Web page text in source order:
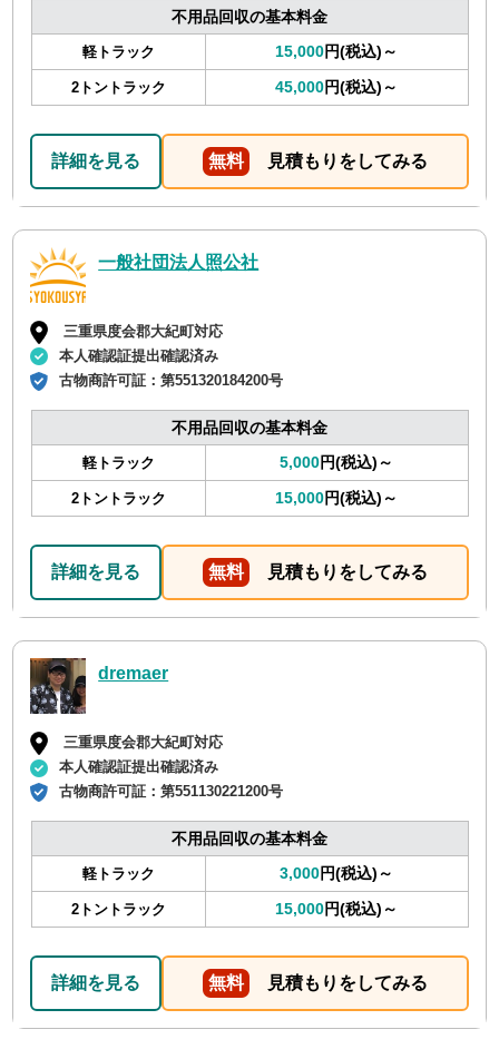
不用品回収の基本料金
軽トラック 15,000円(税込)～
2トントラック 45,000円(税込)～
詳細を見る 無料 見積もりをしてみる
一般社団法人照公社
三重県度会郡大紀町対応
本人確認証提出確認済み
古物商許可証：第551320184200号
不用品回収の基本料金
軽トラック 5,000円(税込)～
2トントラック 15,000円(税込)～
詳細を見る 無料 見積もりをしてみる
dremaer
三重県度会郡大紀町対応
本人確認証提出確認済み
古物商許可証：第551130221200号
不用品回収の基本料金
軽トラック 3,000円(税込)～
2トントラック 15,000円(税込)～
詳細を見る 無料 見積もりをしてみる